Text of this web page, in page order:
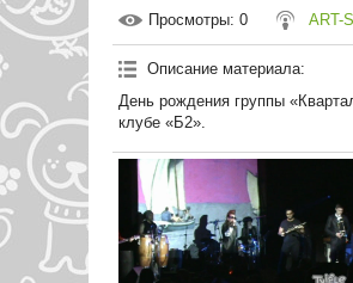
Просмотры: 0 ART-
Описание материала:
День рождения группы
клубе «Б2».